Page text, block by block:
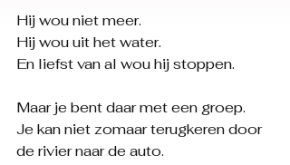
Hij wou niet meer.
Hij wou uit het water.
En liefst van al wou hij stoppen.
Maar je bent daar met een groep.
Je kan niet zomaar terugkeren door
de rivier naar de auto.